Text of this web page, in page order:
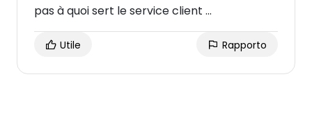
pas à quoi sert le service client ...
Utile Rapporto